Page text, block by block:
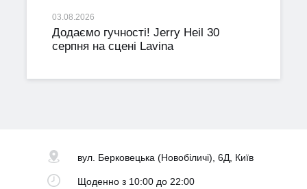
03.08.2026
Додаємо гучності! Jerry Heil 30
серпня на сцені Lavina
вул. Берковецька(Новобіличі), 6Д, Київ
Щоденноз 10:00 до 22:00